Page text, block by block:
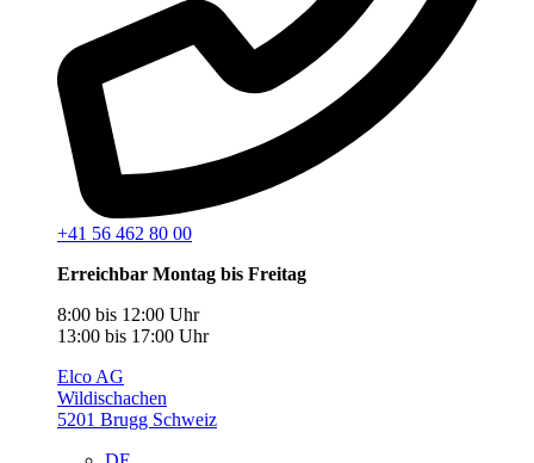
+41 56 462 80 00
Erreichbar Montag bis Freitag
8:00 bis 12:00 Uhr
13:00 bis 17:00 Uhr
Elco AG
Wildischachen
5201 Brugg Schweiz